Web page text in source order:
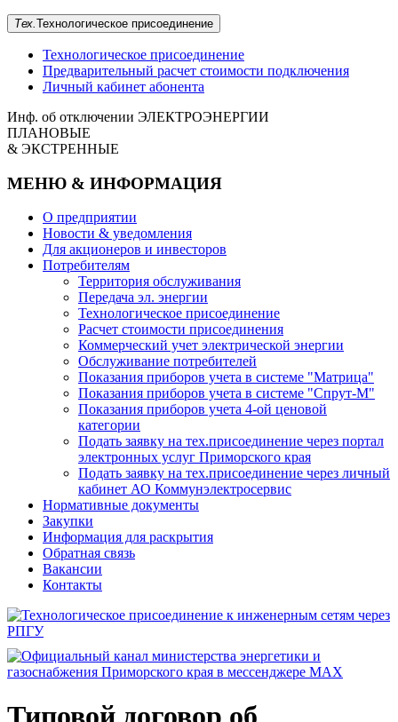
Тех.Технологическое присоединение
Технологическое присоединение
Предварительный расчет стоимости подключения
Личный кабинет абонента
Инф. об отключении ЭЛЕКТРОЭНЕРГИИ
ПЛАНОВЫЕ
& ЭКСТРЕННЫЕ
МЕНЮ & ИНФОРМАЦИЯ
О предприятии
Новости & уведомления
Для акционеров и инвесторов
Потребителям
Территория обслуживания
Передача эл. энергии
Технологическое присоединение
Расчет стоимости присоединения
Коммерческий учет электрической энергии
Обслуживание потребителей
Показания приборов учета в системе "Матрица"
Показания приборов учета в системе "Спрут-М"
Показания приборов учета 4-ой ценовой
категории
Подать заявку на тех.присоединение через портал
электронных услуг Приморского края
Подать заявку на тех.присоединение через личный
кабинет АО Коммунэлектросервис
Нормативные документы
Закупки
Информация для раскрытия
Обратная связь
Вакансии
Контакты